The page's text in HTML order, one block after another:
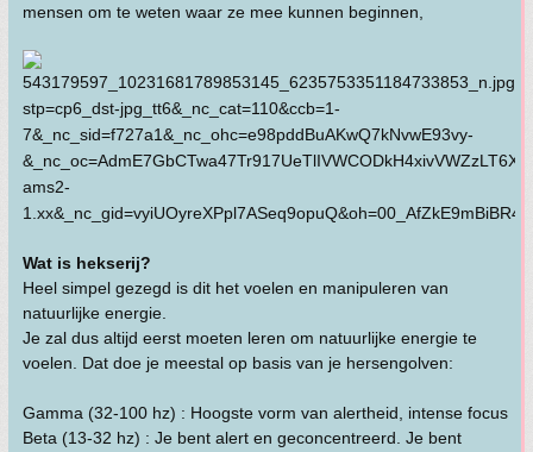
mensen om te weten waar ze mee kunnen beginnen,
Wat is hekserij?
Heel simpel gezegd is dit het voelen en manipuleren van
natuurlijke energie.
Je zal dus altijd eerst moeten leren om natuurlijke energie te
voelen. Dat doe je meestal op basis van je hersengolven:
Gamma (32-100 hz) : Hoogste vorm van alertheid, intense focus
Beta (13-32 hz) : Je bent alert en geconcentreerd. Je bent